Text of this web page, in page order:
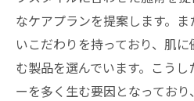
癒しの空間で満たさ
浅草橋でしか味わえ
日常の疲れを癒すた
リラクゼーション効
なケアプランを提案します。
いこだわりを持っており、肌
む製品を選んでいます。こう
ーを多く生む要因となってお